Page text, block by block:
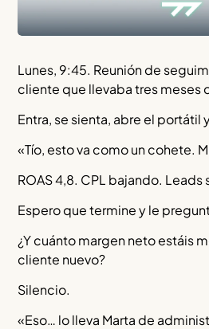
Lunes, 9:45. Reunión de
cliente que llevaba tres meses
Entra, se sienta, abre el portátil
«Tío, esto va como un cohete.
ROAS 4,8. CPL bajando. Leads
Espero que termine y le
¿Y cuánto margen neto estáis
cliente nuevo?
Silencio.
«Eso… lo lleva Marta de